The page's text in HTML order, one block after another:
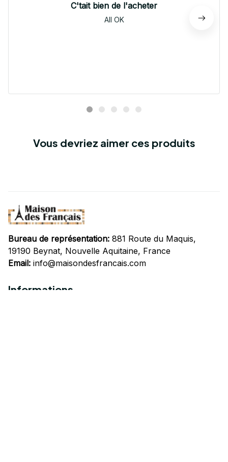
C'tait bien de l'acheter
All OK
Vous devriez aimer ces produits
Bureau de représentation: 881 Route du Maquis,
19190 Beynat, Nouvelle Aquitaine, France
Email: info@maisondesfrancais.com
Informations